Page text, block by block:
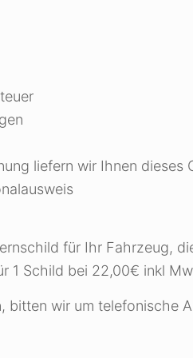
liefern wir Ihnen dieses
für Ihr Fahrzeug,
1 Schild bei 22,00€ inkl
bitten wir um telefonische